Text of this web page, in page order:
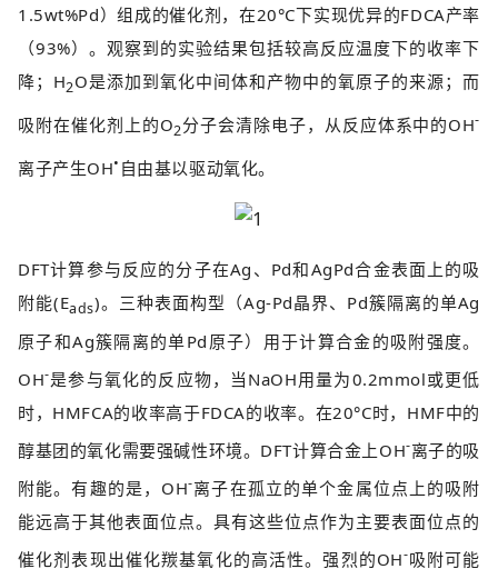
1.5wt%Pd）组成的催化剂，在20°C下实现优异的FDCA产率
（93%）。观察到的实验结果包括较高反应温度下的收率下
降；H2O是添加到氧化中间体和产物中的氧原子的来源；而
吸附在催化剂上的O2分子会清除电子，从反应体系中的OH-
离子产生OH• 自由基以驱动氧化。
DFT计算参与反应的分子在Ag、Pd和AgPd合金表面上的吸
附能(Eads)。三种表面构型（Ag-Pd晶界、Pd簇隔离的单Ag
原子和Ag簇隔离的单Pd原子）用于计算合金的吸附强度。
OH-是参与氧化的反应物，当NaOH用量为0.2mmol或更低
时，HMFCA的收率高于FDCA的收率。在20°C时，HMF中的
醇基团的氧化需要强碱性环境。DFT计算合金上OH-离子的吸
附能。有趣的是，OH-离子在孤立的单个金属位点上的吸附
能远高于其他表面位点。具有这些位点作为主要表面位点的
催化剂表现出催化羰基氧化的高活性。强烈的OH-吸附可能